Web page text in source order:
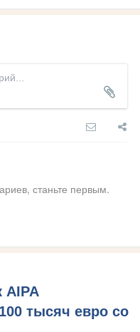
станьте первым.
AIPA
тысяч евро со